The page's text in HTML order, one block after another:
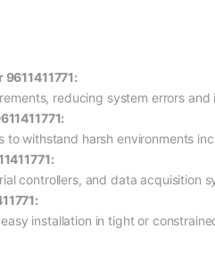
reducing system errors
to withstand harsh environments
controllers, and data acquisition
installation in tight or